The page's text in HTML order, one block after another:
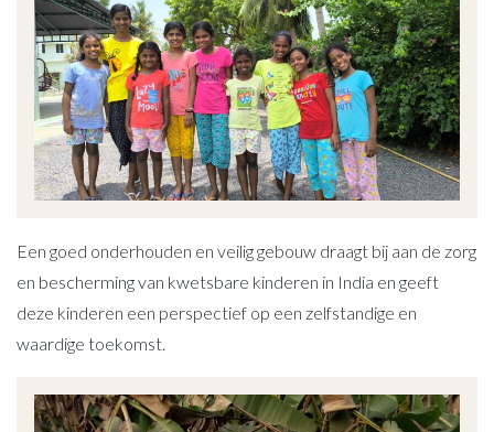
Een goed onderhouden en veilig gebouw draagt bij aan de zorg
en bescherming van kwetsbare kinderen in India en geeft
deze kinderen een perspectief op een zelfstandige en
waardige toekomst.